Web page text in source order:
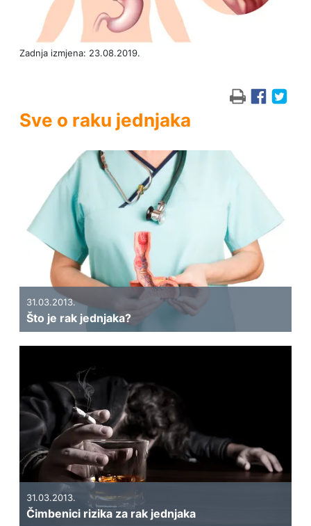
Zadnja izmjena: 23.08.2019.
Sve o raku jednjaka
31.03.2013.
Što je rak jednjaka?
31.03.2013.
Čimbenici rizika za rak jednjaka